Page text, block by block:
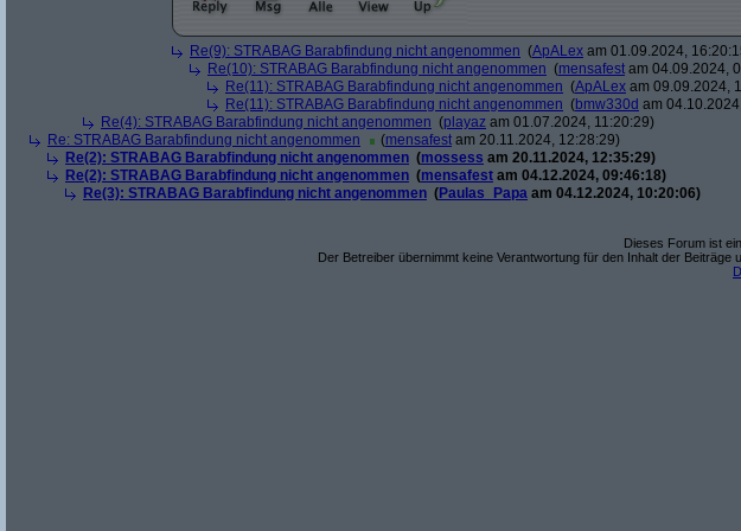
Re(9): STRABAG Barabfindung nicht angenommen (ApALex am 01.09.2024,
Re(10): STRABAG Barabfindung nicht angenommen (mensafest am 04.09.2024,
Re(11): STRABAG Barabfindung nicht angenommen (ApALex am 09.09.2024,
Re(11): STRABAG Barabfindung nicht angenommen (bmw330d am
Re(4): STRABAG Barabfindung nicht angenommen (playaz am 01.07.2024, 11:20:29)
Re: STRABAG Barabfindung nicht angenommen
(mensafest am 20.11.2024, 12:28:29)
Re(2): STRABAG Barabfindung nicht angenommen (mossess am 20.11.2024, 12:35:29)
Re(2): STRABAG Barabfindung nicht angenommen (mensafest am 04.12.2024, 09:46:18)
Re(3): STRABAG Barabfindung nicht angenommen (Paulas_Papa am 04.12.2024, 10:20:06)
Dieses Forum ist
Der Betreiber übernimmt keine Verantwortung für den Inhalt der